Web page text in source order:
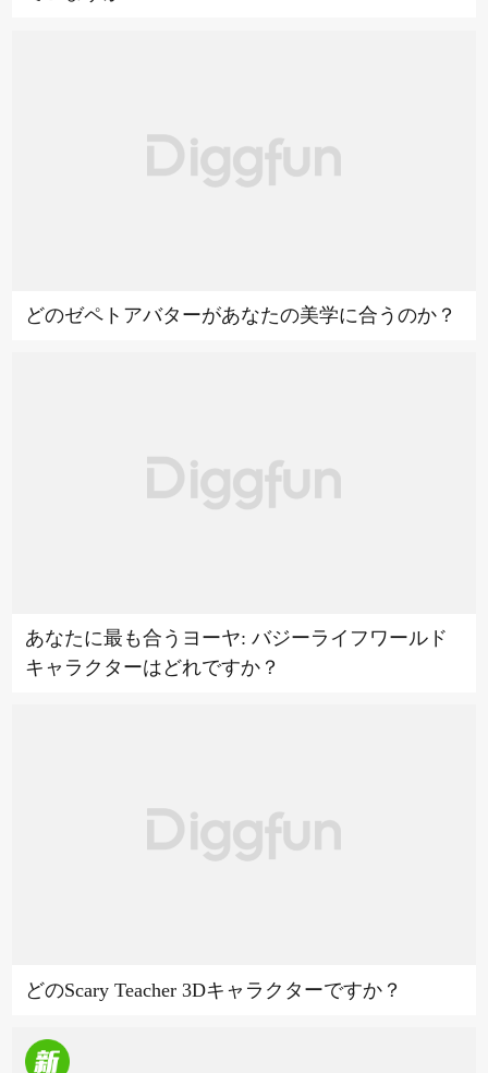
どのゼペトアバターがあなたの美学に合うのか？
あなたに最も合うヨーヤ: バジーライフワールド
キャラクターはどれですか？
どのScary Teacher 3Dキャラクターですか？